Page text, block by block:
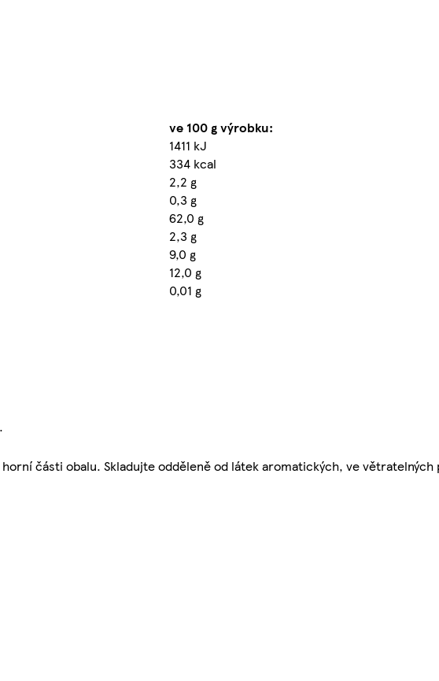
ve 100 g výrobku:
1411 kJ
334 kcal
2,2 g
0,3 g
62,0 g
2,3 g
9,0 g
12,0 g
0,01 g
části obalu. Skladujte odděleně od látek aromatických, ve